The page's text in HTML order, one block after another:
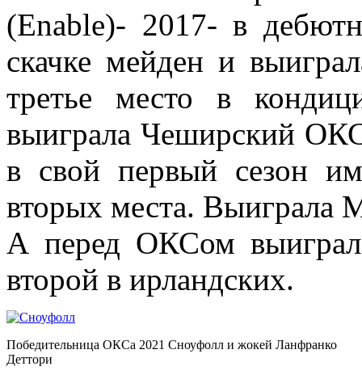
(Enable)- 2017- в
скачке мейден и
третье место в
выиграла Чеширский
в свой первый сезон
вторых места. Выиграла
А перед ОКСом
второй в ирландских.
Победительница ОКСа 2021 Сноуфолл и жокей Ланфранко
Деттори